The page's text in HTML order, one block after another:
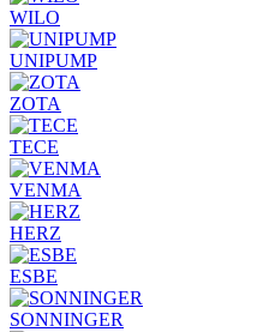
WILO
UNIPUMP
ZOTA
TECE
VENMA
HERZ
ESBE
SONNINGER